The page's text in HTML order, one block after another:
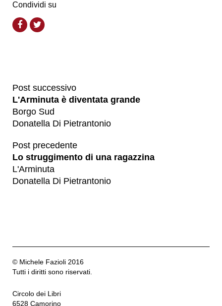
Condividi su
Post successivo
L'Arminuta è diventata grande
Borgo Sud
Donatella Di Pietrantonio
Post precedente
Lo struggimento di una ragazzina
L'Arminuta
Donatella Di Pietrantonio
© Michele Fazioli 2016
Tutti i diritti sono riservati.
Circolo dei Libri
6528 Camorino